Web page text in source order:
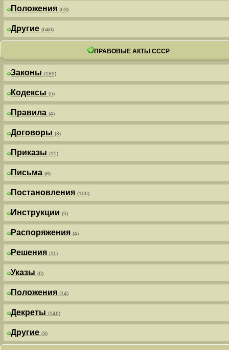
Положения (63)
Другие (640)
ПРАВОВЫЕ АКТЫ СССР
Законы (189)
Кодексы (5)
Правила (4)
Договоры (3)
Приказы (15)
Письма (8)
Постановления (106)
Инструкции (5)
Распоряжения (4)
Решения (11)
Указы (6)
Положения (14)
Декреты (146)
Другие (3)